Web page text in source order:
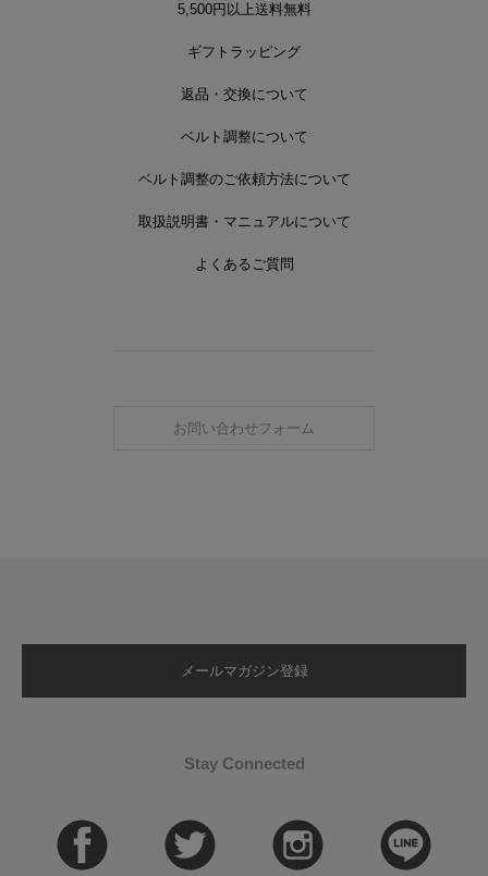
5,500円以上送料無料
ギフトラッピング
返品・交換について
ベルト調整について
ベルト調整のご依頼方法について
取扱説明書・マニュアルについて
よくあるご質問
お問い合わせフォーム
メールマガジン登録
Stay Connected